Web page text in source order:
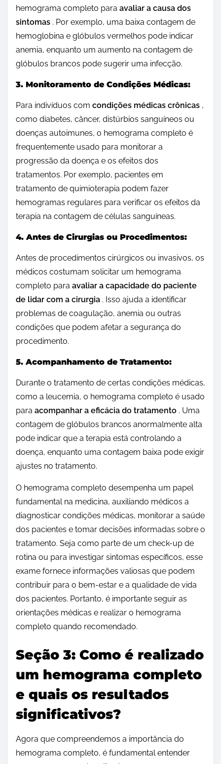
hemograma completo para avaliar a causa dos
sintomas . Por exemplo, uma baixa contagem de
hemoglobina e glóbulos vermelhos pode indicar
anemia, enquanto um aumento na contagem de
glóbulos brancos pode sugerir uma infecção.
3. Monitoramento de Condições Médicas:
Para indivíduos com condições médicas crônicas ,
como diabetes, câncer, distúrbios sanguíneos ou
doenças autoimunes, o hemograma completo é
frequentemente usado para monitorar a
progressão da doença e os efeitos dos
tratamentos. Por exemplo, pacientes em
tratamento de quimioterapia podem fazer
hemogramas regulares para verificar os efeitos da
terapia na contagem de células sanguíneas.
4. Antes de Cirurgias ou Procedimentos:
Antes de procedimentos cirúrgicos ou invasivos, os
médicos costumam solicitar um hemograma
completo para avaliar a capacidade do paciente
de lidar com a cirurgia . Isso ajuda a identificar
problemas de coagulação, anemia ou outras
condições que podem afetar a segurança do
procedimento.
5. Acompanhamento de Tratamento:
Durante o tratamento de certas condições médicas,
como a leucemia, o hemograma completo é usado
para acompanhar a eficácia do tratamento . Uma
contagem de glóbulos brancos anormalmente alta
pode indicar que a terapia está controlando a
doença, enquanto uma contagem baixa pode exigir
ajustes no tratamento.
O hemograma completo desempenha um papel
fundamental na medicina, auxiliando médicos a
diagnosticar condições médicas, monitorar a saúde
dos pacientes e tomar decisões informadas sobre o
tratamento. Seja como parte de um check-up de
rotina ou para investigar sintomas específicos, esse
exame fornece informações valiosas que podem
contribuir para o bem-estar e a qualidade de vida
dos pacientes. Portanto, é importante seguir as
orientações médicas e realizar o hemograma
completo quando recomendado.
Seção 3: Como é realizado
um hemograma completo
e quais os resultados
significativos?
Agora que compreendemos a importância do
hemograma completo, é fundamental entender